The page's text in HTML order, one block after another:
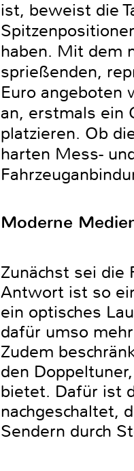
ist, beweist die
haben. Mit dem
sprießenden,
Euro angeboten
an, erstmals ein
platzieren. Ob
harten Mess-
Moderne
Zunächst sei die
Antwort ist so
ein optisches
dafür umso
Zudem
den
bietet. Dafür ist
nachgeschaltet,
Sendern durch